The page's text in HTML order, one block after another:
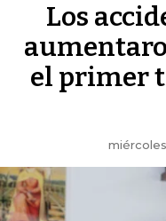
Los
el primer